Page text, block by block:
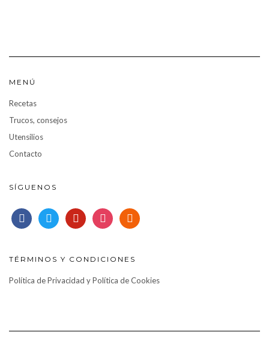
MENÚ
Recetas
Trucos, consejos
Utensilios
Contacto
SÍGUENOS
facebooktwitter pinterestinstagramrss
TÉRMINOS Y CONDICIONES
Política de Privacidad y Política de Cookies